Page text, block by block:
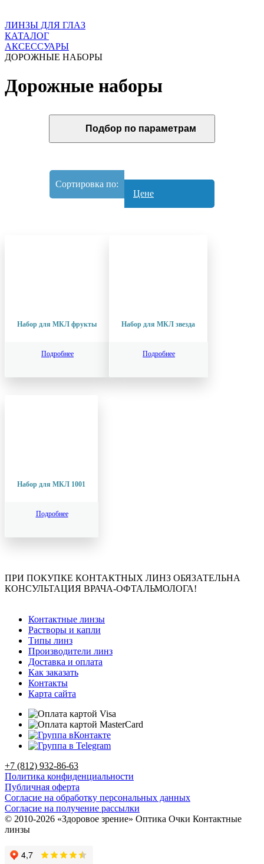
ЛИНЗЫ ДЛЯ ГЛАЗ
КАТАЛОГ
АКСЕССУАРЫ
ДОРОЖНЫЕ НАБОРЫ
Дорожные наборы
Подбор по параметрам
Сортировка по:
Цене
Набор для МКЛ фрукты
Подробнее
Набор для МКЛ звезда
Подробнее
Набор для МКЛ 1001
Подробнее
ПРИ ПОКУПКЕ КОНТАКТНЫХ ЛИНЗ ОБЯЗАТЕЛЬНА
КОНСУЛЬТАЦИЯ ВРАЧА-ОФТАЛЬМОЛОГА!
Контактные линзы
Растворы и капли
Типы линз
Производители линз
Доставка и оплата
Как заказать
Контакты
Карта сайта
+7 (812) 932-86-63
Политика конфиденциальности
Публичная оферта
Согласие на обработку персональных данных
Согласие на получение рассылки
© 2010-2026 «Здоровое зрение» Оптика Очки Контактные
линзы